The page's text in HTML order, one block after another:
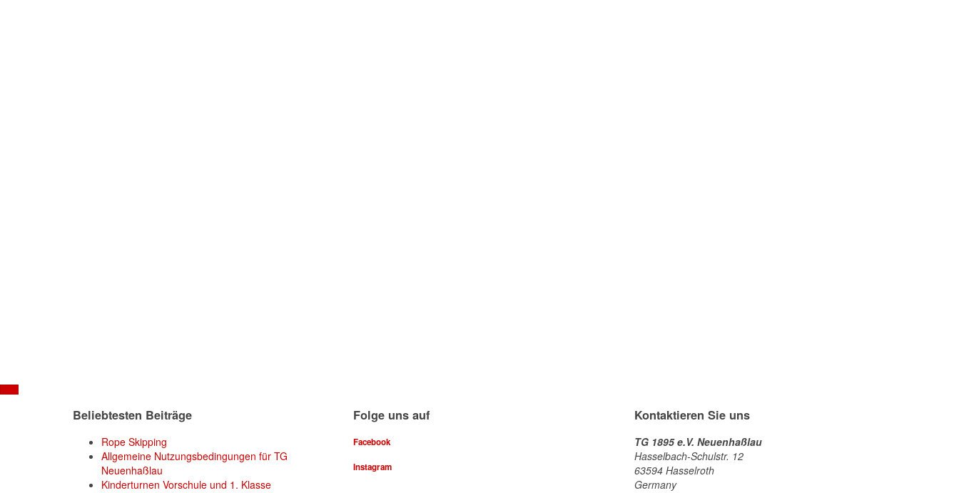
Beliebtesten Beiträge
Rope Skipping
Allgemeine Nutzungsbedingungen für TG
Neuenhaßlau
Kinderturnen Vorschule und 1. Klasse
Folge uns auf
Facebook
Instagram
Kontaktieren Sie uns
TG 1895 e.V. Neuenhaßlau
Hasselbach-Schulstr. 12
63594 Hasselroth
Germany